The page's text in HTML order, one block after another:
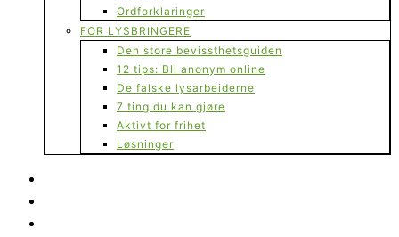
Ordforklaringer
FOR LYSBRINGERE
Den store bevissthetsguiden
12 tips: Bli anonym online
De falske lysarbeiderne
7 ting du kan gjøre
Aktivt for frihet
Løsninger